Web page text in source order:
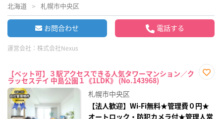
北海道 札幌市中央区
お問合わせ 電話する
運営会社： 株式会社Nexus
【ペット可】３駅アクセスできる人気タワーマンション／ク
ラッセステイ 中島公園１《1LDK》 (No.143968)
録
札幌市中央区
【法人歓迎】Wi-Fi無料★管理費０円★
オートロック・防犯カメラ付★管理人常